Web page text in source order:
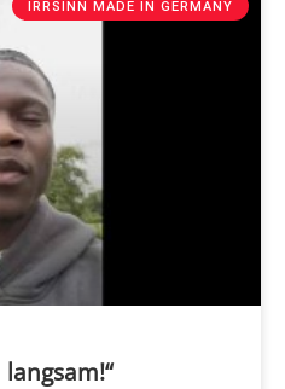
IRRSINN MADE IN GERMANY